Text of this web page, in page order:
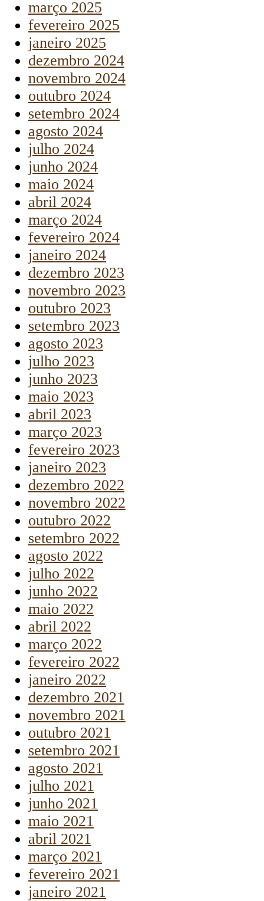
março 2025
fevereiro 2025
janeiro 2025
dezembro 2024
novembro 2024
outubro 2024
setembro 2024
agosto 2024
julho 2024
junho 2024
maio 2024
abril 2024
março 2024
fevereiro 2024
janeiro 2024
dezembro 2023
novembro 2023
outubro 2023
setembro 2023
agosto 2023
julho 2023
junho 2023
maio 2023
abril 2023
março 2023
fevereiro 2023
janeiro 2023
dezembro 2022
novembro 2022
outubro 2022
setembro 2022
agosto 2022
julho 2022
junho 2022
maio 2022
abril 2022
março 2022
fevereiro 2022
janeiro 2022
dezembro 2021
novembro 2021
outubro 2021
setembro 2021
agosto 2021
julho 2021
junho 2021
maio 2021
abril 2021
março 2021
fevereiro 2021
janeiro 2021